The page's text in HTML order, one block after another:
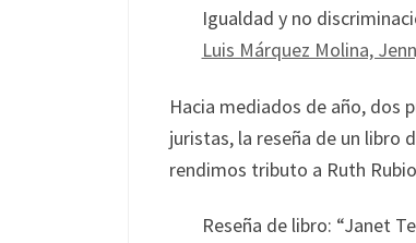
Igualdad y no
Luis Márquez Molina,
Hacia mediados de año, dos
juristas, la reseña de un libro
rendimos tributo a Ruth
Reseña de libro: “Janet